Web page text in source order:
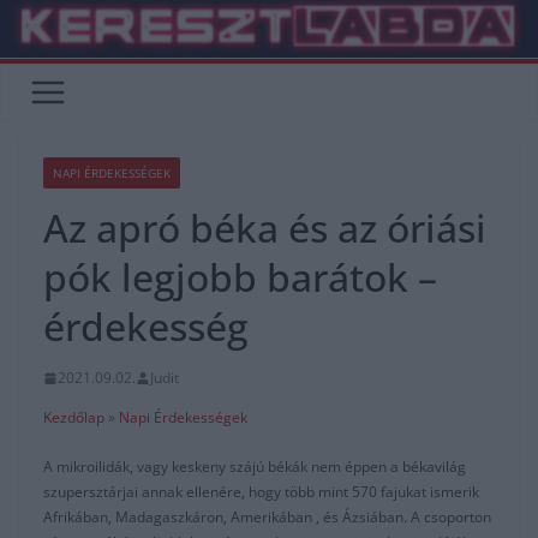
Skip
content
NAPI ÉRDEKESSÉGEK
Az apró béka és az óriási
pók legjobb barátok –
érdekesség
2021.09.02.
Judit
Kezdőlap » Napi Érdekességek
A mikroilidák, vagy keskeny szájú békák nem éppen a békavilág
szupersztárjai annak ellenére, hogy több mint 570 fajukat ismerik
Afrikában, Madagaszkáron, Amerikában , és Ázsiában. A csoporton